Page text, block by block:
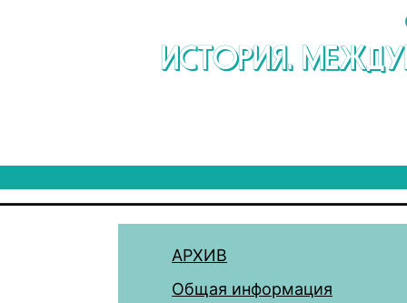
ИСТОРИЯ.
АРХИВ
Общая информация